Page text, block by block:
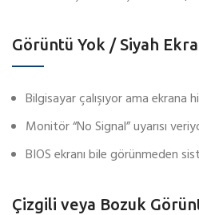
Görüntü Yok / Siyah
Bilgisayar çalışıyor ama ekrana
Monitör “No Signal” uyarısı
BIOS ekranı bile görünmeden
Çizgili veya Bozuk